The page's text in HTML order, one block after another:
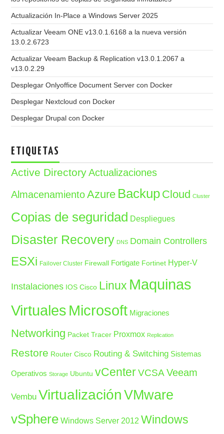
Actualización In-Place a Windows Server 2025
Actualizar Veeam ONE v13.0.1.6168 a la nueva versión
13.0.2.6723
Actualizar Veeam Backup & Replication v13.0.1.2067 a
v13.0.2.29
Desplegar Onlyoffice Document Server con Docker
Desplegar Nextcloud con Docker
Desplegar Drupal con Docker
ETIQUETAS
Active Directory Actualizaciones
Almacenamiento Azure Backup Cloud Cluster
Copias de seguridad Despliegues
Disaster Recovery DNS Domain Controllers
ESXi Failover Cluster Firewall Fortigate Fortinet Hyper-V
Instalaciones IOS Cisco Linux Maquinas
Virtuales Microsoft Migraciones
Networking Packet Tracer Proxmox Replication
Restore Router Cisco Routing & Switching Sistemas
Operativos Storage Ubuntu vCenter VCSA Veeam
Vembu Virtualización VMware
vSphere Windows Server 2012 Windows